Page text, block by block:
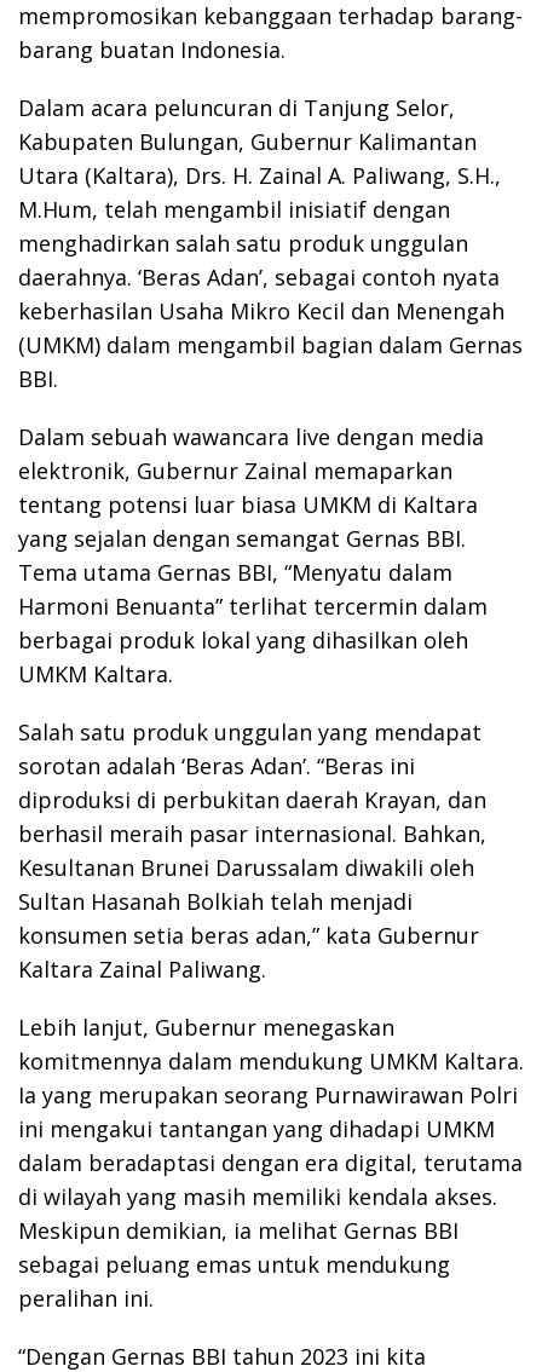
mempromosikan kebanggaan terhadap barang-
barang buatan Indonesia.
Dalam acara peluncuran di Tanjung Selor,
Kabupaten Bulungan, Gubernur Kalimantan
Utara (Kaltara), Drs. H. Zainal A. Paliwang, S.H.,
M.Hum, telah mengambil inisiatif dengan
menghadirkan salah satu produk unggulan
daerahnya. ‘Beras Adan’, sebagai contoh nyata
keberhasilan Usaha Mikro Kecil dan Menengah
(UMKM) dalam mengambil bagian dalam Gernas
BBI.
Dalam sebuah wawancara live dengan media
elektronik, Gubernur Zainal memaparkan
tentang potensi luar biasa UMKM di Kaltara
yang sejalan dengan semangat Gernas BBI.
Tema utama Gernas BBI, “Menyatu dalam
Harmoni Benuanta” terlihat tercermin dalam
berbagai produk lokal yang dihasilkan oleh
UMKM Kaltara.
Salah satu produk unggulan yang mendapat
sorotan adalah ‘Beras Adan’. “Beras ini
diproduksi di perbukitan daerah Krayan, dan
berhasil meraih pasar internasional. Bahkan,
Kesultanan Brunei Darussalam diwakili oleh
Sultan Hasanah Bolkiah telah menjadi
konsumen setia beras adan,” kata Gubernur
Kaltara Zainal Paliwang.
Lebih lanjut, Gubernur menegaskan
komitmennya dalam mendukung UMKM Kaltara.
Ia yang merupakan seorang Purnawirawan Polri
ini mengakui tantangan yang dihadapi UMKM
dalam beradaptasi dengan era digital, terutama
di wilayah yang masih memiliki kendala akses.
Meskipun demikian, ia melihat Gernas BBI
sebagai peluang emas untuk mendukung
peralihan ini.
“Dengan Gernas BBI tahun 2023 ini kita